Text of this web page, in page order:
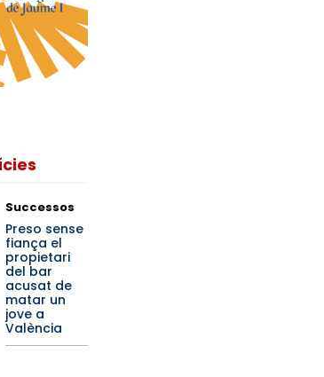
Successos
Preso sense
fiança el
propietari
del bar
acusat de
matar un
jove a
València